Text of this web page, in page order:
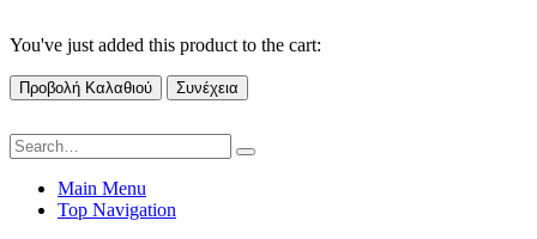
You've just added this product to the cart:
Προβολή Καλαθιού Συνέχεια
Main Menu
Top Navigation